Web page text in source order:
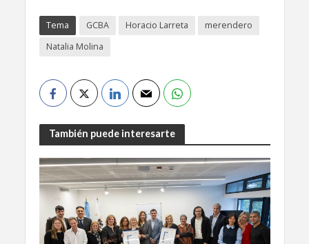
Tema GCBA Horacio Larreta
merendero
Natalia Molina
También puede interesarte